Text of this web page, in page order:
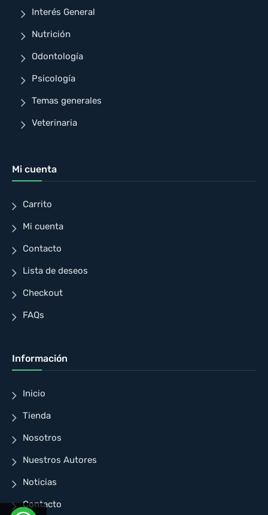
Interés General
Nutrición
Odontología
Psicología
Temas generales
Veterinaria
Mi cuenta
Carrito
Mi cuenta
Contacto
Lista de deseos
Checkout
FAQs
Información
Inicio
Tienda
Nosotros
Nuestros Autores
Noticias
Contacto